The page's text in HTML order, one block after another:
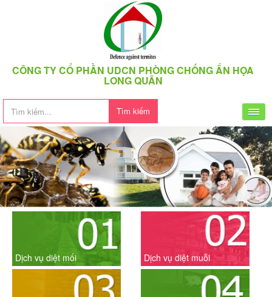
CÔNG TY CỔ PHẦN UDCN PHÒNG CHỐNG ẨN HỌA
LONG QUÂN
Tìm kiếm
Dịch vụ diệt mối Dịch vụ diệt muỗi